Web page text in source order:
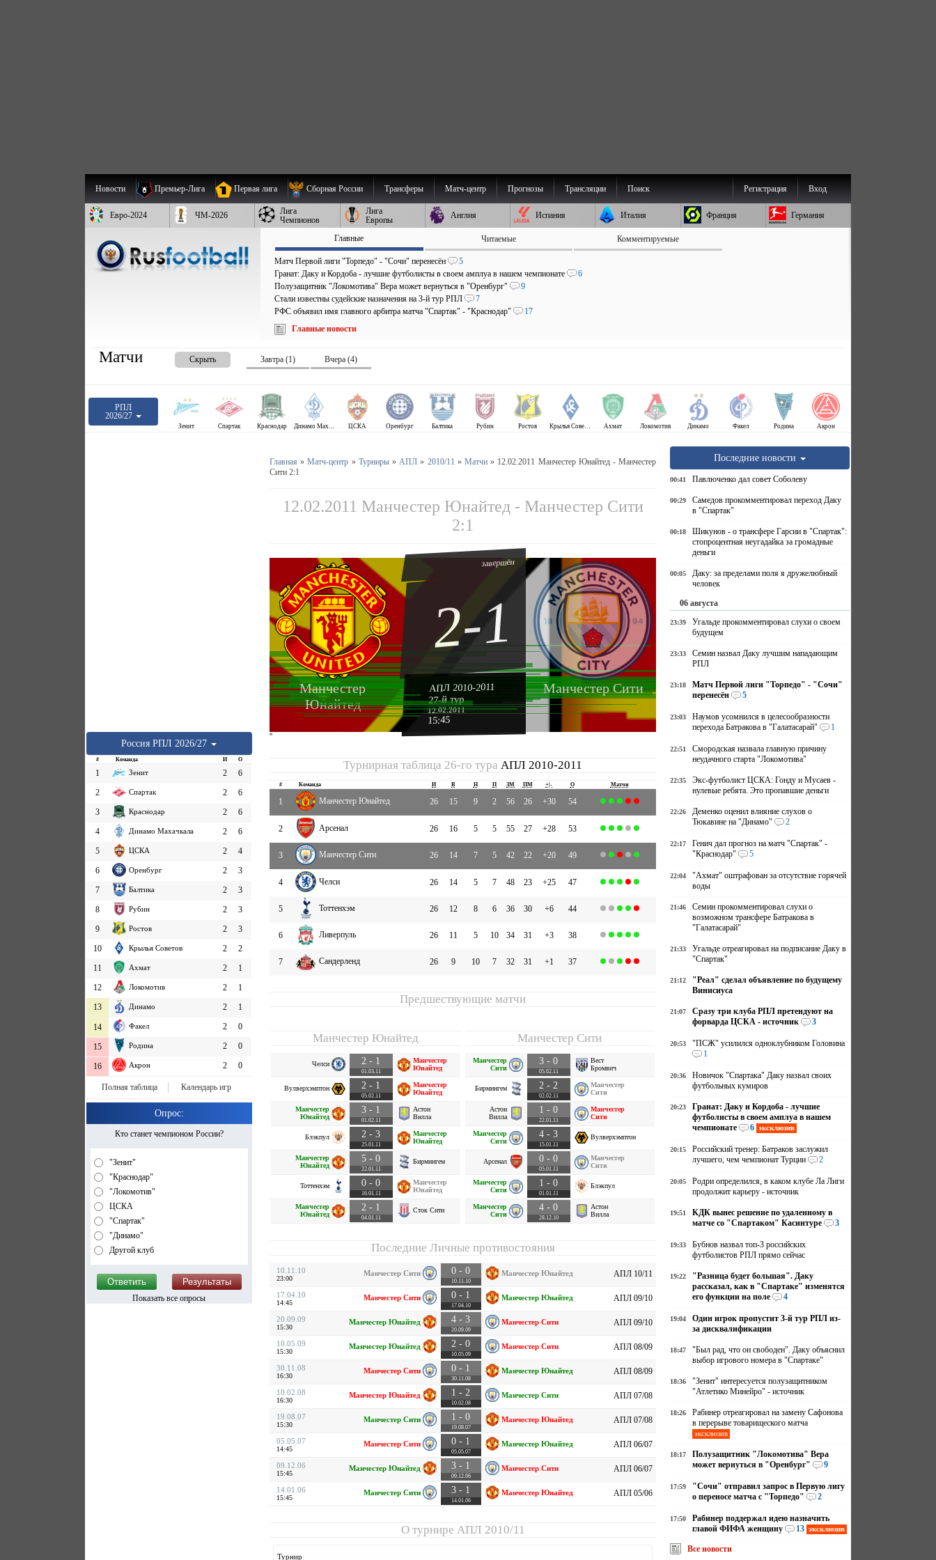
Новости Премьер-Лига Первая лига Сборная России Трансферы Матч-центр Прогнозы Трансляции Поиск Вход
Регистрация
Евро-2024 ЧМ-2026
Лига
Чемпионов
Лига
Европы
Англия Испания Италия Франция Германия
Главные Читаемые Комментируемые
Матч Первой лиги "Торпедо" - "Сочи" перенесён
5
Гранат: Даку и Кордоба - лучшие футболисты в своем амплуа в нашем чемпионате
6
Полузащитник "Локомотива" Вера может вернуться в "Оренбург"
9
Стали известны судейские назначения на 3-й тур РПЛ
7
РФС объявил имя главного арбитра матча "Спартак" - "Краснодар"
17
Главные новости
Матчи Скрыть Завтра (1) Вчера (4)
РПЛ
2026/27
Зенит Спартак Краснодар Динамо Махачкала ЦСКА Оренбург Балтика Рубин Ростов Крылья Советов Ахмат Локомотив Динамо Факел Родина Акрон
Россия РПЛ 2026/27
# Команда И О
1 Зенит 2
6
2
Спартак 2
6
3
Краснодар 2
6
4
Динамо Махачкала 2
6
5
ЦСКА 2
4
6
Оренбург 2
3
7
Балтика 2
3
8
Рубин 2
3
9
Ростов 2
3
10
Крылья Советов 2
2
11
Ахмат 2
1
12
Локомотив 2
1
13
Динамо 2 1
14 Факел 2 0
15 Родина 2 0
16 Акрон 2 0
Полная таблица Календарь игр
Опрос:
Кто станет чемпионом России?
"Зенит"
"Краснодар"
"Локомотив"
ЦСКА
"Спартак"
"Динамо"
Другой клуб
Показать все опросы
Главная »Матч-центр » Турниры»АПЛ » 2010/11 » Матчи » 12.02.2011 Манчестер Юнайтед - Манчестер
Сити 2:1
12.02.2011 Манчестер Юнайтед - Манчестер Сити
2:1
Манчестер
Юнайтед
Манчестер Сити
завершён
2-1
АПЛ 2010-2011
27-й тур
12.02.2011
15:45
''
Турнирная таблица 26-го тураАПЛ 2010-2011
# Команда И В Н П ЗМ ПМ +|- О Матчи
1 Манчестер Юнайтед 26 15 9 2 56 26 +30 54
2 Арсенал 26 16 5 5 55 27 +28 53
3 Манчестер Сити 26 14 7 5 42 22 +20 49
4 Челси 26 14 5 7 48 23 +25 47
5 Тоттенхэм 26 12 8 6 36 30 +6 44
6 Ливерпуль 26 11 5 10 34 31 +3 38
7 Сандерленд 26 9 10 7 32 31 +1 37
Предшествующие матчи
Манчестер Юнайтед
Челси 2 - 1
01.03.11
Манчестер
Юнайтед
Вулверхэмптон 2 - 1
05.02.11
Манчестер
Юнайтед
Манчестер
Юнайтед
3 - 1
01.02.11
Астон
Вилла
Блэкпул 2 - 3
25.01.11
Манчестер
Юнайтед
Манчестер
Юнайтед
5 - 0
22.01.11
Бирмингем
Тоттенхэм 0 - 0
16.01.11
Манчестер
Юнайтед
Манчестер
Юнайтед
2 - 1
04.01.11
Сток Сити
Манчестер Сити
Манчестер
Сити
3 - 0
05.02.11
Вест
Бромвич
Бирмингем 2 - 2
02.02.11
Манчестер
Сити
Астон
Вилла
1 - 0
22.01.11
Манчестер
Сити
Манчестер
Сити
4 - 3
15.01.11
Вулверхэмптон
Арсенал 0 - 0
05.01.11
Манчестер
Сити
Манчестер
Сити
1 - 0
01.01.11
Блэкпул
Манчестер
Сити
4 - 0
28.12.10
Астон
Вилла
Последние Личные противостояния
10.11.10
23:00
Манчестер Сити 0 - 0
10.11.10
Манчестер Юнайтед АПЛ 10/11
17.04.10
14:45
Манчестер Сити 0 - 1
17.04.10
Манчестер Юнайтед АПЛ 09/10
20.09.09
15:30
Манчестер Юнайтед 4 - 3
20.09.09
Манчестер Сити АПЛ 09/10
10.05.09
15:30
Манчестер Юнайтед 2 - 0
10.05.09
Манчестер Сити АПЛ 08/09
30.11.08
16:30
Манчестер Сити 0 - 1
30.11.08
Манчестер Юнайтед АПЛ 08/09
10.02.08
16:30
Манчестер Юнайтед 1 - 2
10.02.08
Манчестер Сити АПЛ 07/08
19.08.07
15:30
Манчестер Сити 1 - 0
19.08.07
Манчестер Юнайтед АПЛ 07/08
05.05.07
14:45
Манчестер Сити 0 - 1
05.05.07
Манчестер Юнайтед АПЛ 06/07
09.12.06
15:45
Манчестер Юнайтед 3 - 1
09.12.06
Манчестер Сити АПЛ 06/07
14.01.06
15:45
Манчестер Сити 3 - 1
14.01.06
Манчестер Юнайтед АПЛ 05/06
О турнире АПЛ 2010/11
Турнир
Последние новости
00:41 Павлюченко дал совет Соболеву
00:29
Самедов прокомментировал переход Даку
в "Спартак"
00:18
Шикунов - о трансфере Гарсии в "Спартак":
стопроцентная неугадайка за громадные
деньги
00:05
Даку: за пределами поля я дружелюбный
человек
06 августа
23:39
Угальде прокомментировал слухи о своем
будущем
23:33
Семин назвал Даку лучшим нападающим
РПЛ
23:18
Матч Первой лиги "Торпедо" - "Сочи"
перенесён
5
23:03
Наумов усомнился в целесообразности
перехода Батракова в "Галатасарай"
1
22:51
Смородская назвала главную причину
неудачного старта "Локомотива"
22:35
Экс-футболист ЦСКА: Гонду и Мусаев -
нулевые ребята. Это пропавшие деньги
22:26
Деменко оценил влияние слухов о
Тюкавине на "Динамо"
2
22:17
Генич дал прогноз на матч "Спартак" -
"Краснодар"
5
22:04
"Ахмат" оштрафован за отсутствие горячей
воды
21:46
Семин прокомментировал слухи о
возможном трансфере Батракова в
"Галатасарай"
21:33
Угальде отреагировал на подписание Даку в
"Спартак"
21:12
"Реал" сделал объявление по будущему
Винисиуса
21:07
Сразу три клуба РПЛ претендуют на
форварда ЦСКА - источник
3
20:53
"ПСЖ" усилился одноклубником Головина
1
20:36
Новичок "Спартака" Даку назвал своих
футбольных кумиров
20:23
Гранат: Даку и Кордоба - лучшие
футболисты в своем амплуа в нашем
чемпионате
6 эксклюзив
20:15
Российский тренер: Батраков заслужил
лучшего, чем чемпионат Турции
2
20:05
Родри определился, в каком клубе Ла Лиги
продолжит карьеру - источник
19:51
КДК вынес решение по удаленному в
матче со "Спартаком" Касинтуре
3
19:33
Бубнов назвал топ-3 российских
футболистов РПЛ прямо сейчас
19:22
"Разница будет большая". Даку
рассказал, как в "Спартаке" изменятся
его функции на поле
4
19:04
Один игрок пропустит 3-й тур РПЛ из-
за дисквалификации
18:47
"Был рад, что он свободен". Даку объяснил
выбор игрового номера в "Спартаке"
18:36
"Зенит" интересуется полузащитником
"Атлетико Минейро" - источник
18:26
Рабинер отреагировал на замену Сафонова
в перерыве товарищеского матча
эксклюзив
18:17
Полузащитник "Локомотива" Вера
может вернуться в "Оренбург"
9
17:59
"Сочи" отправил запрос в Первую лигу
о переносе матча с "Торпедо"
2
17:50
Рабинер поддержал идею назначить
главой ФИФА женщину
13 эксклюзив
Все новости